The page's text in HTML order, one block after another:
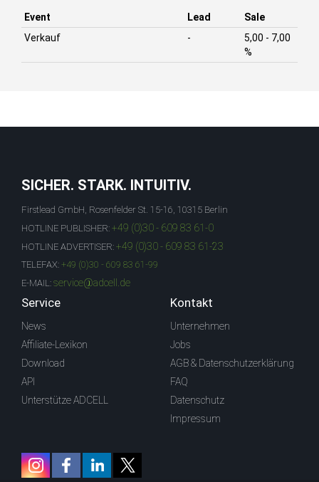
Event Lead
Sale
Verkauf
-
5,00 - 7,00
%
SICHER. STARK. INTUITIV.
Firstlead GmbH, Rosenfelder St. 15-16, 10315 Berlin
HOTLINE PUBLISHER: +49 (0)30 - 609 83 61-0
HOTLINE ADVERTISER: +49 (0)30 - 609 83 61-23
TELEFAX: +49 (0)30 - 609 83 61-99
E-MAIL: service@adcell.de
Service
News
Affiliate-Lexikon
Download
API
Unterstütze ADCELL
Kontakt
Unternehmen
Jobs
AGB & Datenschutzerklärung
FAQ
Datenschutz
Impressum